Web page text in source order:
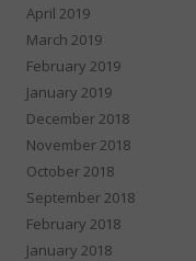
April 2019
March 2019
February 2019
January 2019
December 2018
November 2018
October 2018
September 2018
February 2018
January 2018